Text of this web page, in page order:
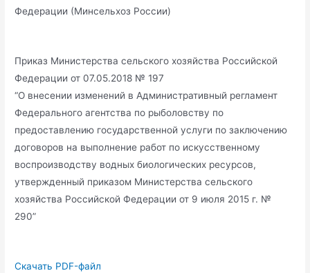
Федерации (Минсельхоз России)
Приказ Министерства сельского хозяйства Российской
Федерации от 07.05.2018 № 197
“О внесении изменений в Административный регламент
Федерального агентства по рыболовству по
предоставлению государственной услуги по заключению
договоров на выполнение работ по искусственному
воспроизводству водных биологических ресурсов,
утвержденный приказом Министерства сельского
хозяйства Российской Федерации от 9 июля 2015 г. №
290”
Скачать PDF-файл